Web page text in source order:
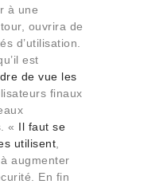
à une
ouvrira de
d’utilisation.
est
de vue les
finaux
« Il faut se
utilisent
augmenter
En fin